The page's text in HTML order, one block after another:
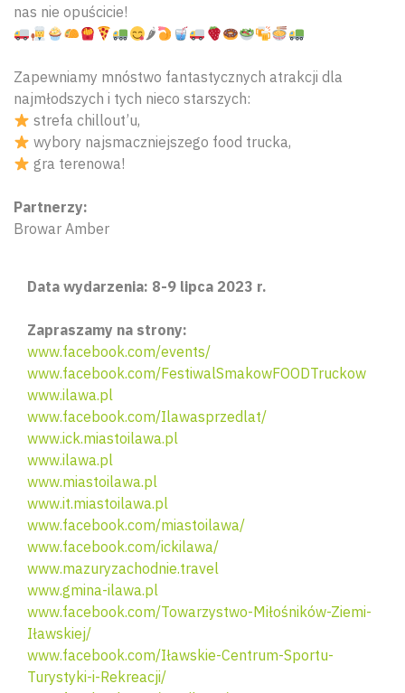
nas nie opuścicie!
🌶
Zapewniamy mnóstwo fantastycznych atrakcji dla
najmłodszych i tych nieco starszych:
strefa chillout’u,
wybory najsmaczniejszego food trucka,
gra terenowa!
Partnerzy:
Browar Amber
Data wydarzenia: 8-9 lipca 2023 r.
Zapraszamy na strony:
www.facebook.com/events/
www.facebook.com/FestiwalSmakowFOODTruckow
www.ilawa.pl
www.facebook.com/Ilawasprzedlat/
www.ick.miastoilawa.pl
www.ilawa.pl
www.miastoilawa.pl
www.it.miastoilawa.pl
www.facebook.com/miastoilawa/
www.facebook.com/ickilawa/
www.mazuryzachodnie.travel
www.gmina-ilawa.pl
www.facebook.com/Towarzystwo-Miłośników-Ziemi-
Iławskiej/
www.facebook.com/Iławskie-Centrum-Sportu-
Turystyki-i-Rekreacji/